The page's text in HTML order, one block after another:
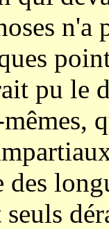
n'a
pu le
des